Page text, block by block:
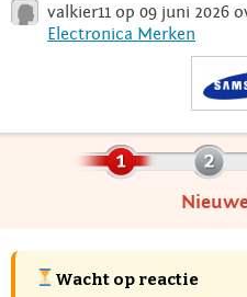
Login
valkier11 op 09 juni 2026
Electronica Merken
Wacht op reactie